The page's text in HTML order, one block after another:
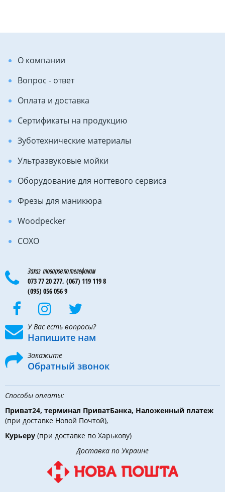
О компании
Вопрос - ответ
Оплата и доставка
Сертификаты на продукцию
Зуботехнические материалы
Ультразвуковые мойки
Оборудование для ногтевого сервиса
Фрезы для маникюра
Woodpecker
COXO
Заказ товаров по телефонам
073 77 20 277, (067) 119 119 8
(095) 056 056 9
У Вас есть вопросы?
Напишите нам
Закажите
Обратный звонок
Способы оплаты:
Приват24, терминал ПриватБанка, Наложенный платеж
(при доставке Новой Почтой),
Курьеру (при доставке по Харькову)
Доставка по Украине